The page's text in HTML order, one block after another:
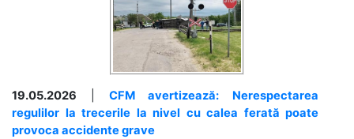
19.05.2026
CFM avertizează: Nerespectarea
regulilor la trecerile la nivel cu calea ferată poate
provoca accidente grave